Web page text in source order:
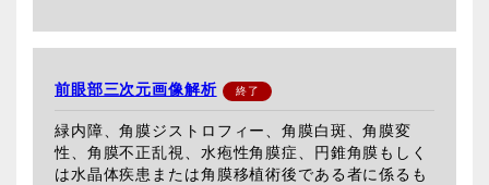
前眼部三次元画像解析
緑内障、角膜ジストロフィー、角膜白斑、角膜変
性、角膜不正乱視、水疱性角膜症、円錐角膜もしく
は水晶体疾患または角膜移植術後である者に係るも